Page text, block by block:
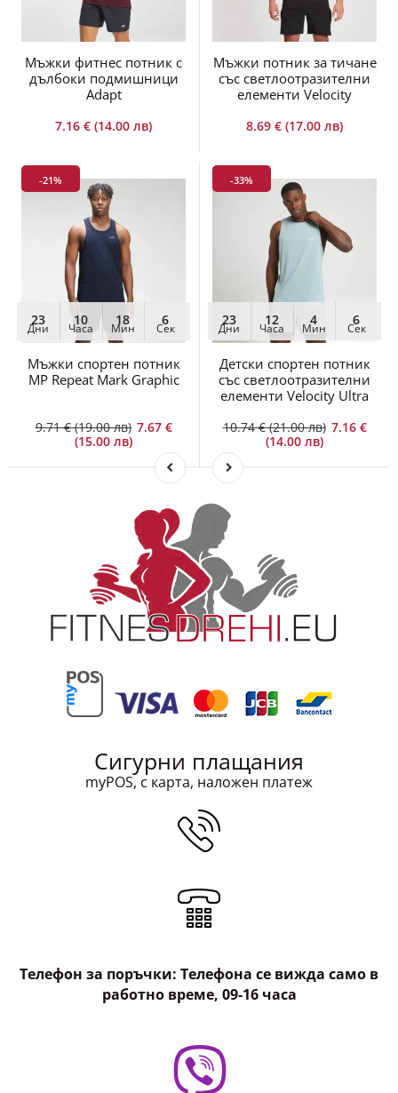
Мъжки фитнес потник с
дълбоки подмишници
Adapt
7.16 € (14.00 лв)
Мъжки потник за тичане
със светлоотразителни
елементи Velocity
8.69 € (17.00 лв)
-21%
23
Дни
10
Часа
18
Мин
6
Сек
Мъжки спортен потник
MP Repeat Mark Graphic
9.71 € (19.00 лв) 7.67 €
(15.00 лв)
-33%
23
Дни
12
Часа
4
Мин
6
Сек
Детски спортен потник
със светлоотразителни
елементи Velocity Ultra
10.74 € (21.00 лв) 7.16 €
(14.00 лв)
Сигурни плащания
myPOS, с карта, наложен платеж
Телефон за поръчки: Телефона се вижда само в
работно време, 09-16 часа